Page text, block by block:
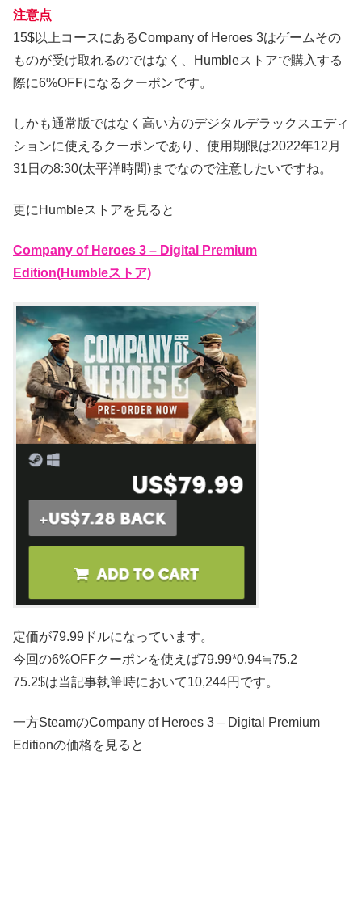
注意点
15$以上コースにあるCompany of Heroes 3はゲームその
ものが受け取れるのではなく、Humbleストアで購入する
際に6%OFFになるクーポンです。
しかも通常版ではなく高い方のデジタルデラックスエディ
ションに使えるクーポンであり、使用期限は2022年12月
31日の8:30(太平洋時間)までなので注意したいですね。
更にHumbleストアを見ると
Company of Heroes 3 – Digital Premium
Edition(Humbleストア)
定価が79.99ドルになっています。
今回の6%OFFクーポンを使えば79.99*0.94≒75.2
75.2$は当記事執筆時において10,244円です。
一方SteamのCompany of Heroes 3 – Digital Premium
Editionの価格を見ると